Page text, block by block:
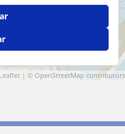
Leaflet | © OpenStreetMap contributors